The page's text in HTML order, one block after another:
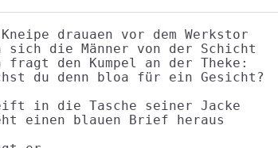
drauaen vor dem Werkstor
die Männer von der Schicht
fragt den Kumpel an der Theke:
du denn bloa für ein Gesicht?
in die Tasche seiner Jacke
einen blauen Brief heraus